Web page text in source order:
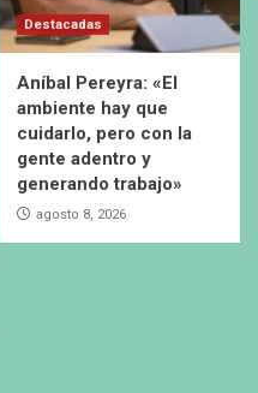
Destacadas
Aníbal Pereyra: «El
ambiente hay que
cuidarlo, pero con la
gente adentro y
generando trabajo»
agosto 8, 2026